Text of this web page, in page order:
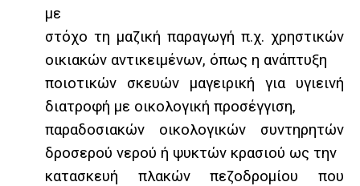
με
στόχο τη μαζική παραγωγή π.χ. χρηστικών
οικιακών αντικειμένων, όπως η ανάπτυξη
ποιοτικών σκευών μαγειρική για υγιεινή
διατροφή με οικολογική προσέγγιση,
παραδοσιακών οικολογικών συντηρητών
δροσερού νερού ή ψυκτών κρασιού ως την
κατασκευή πλακών πεζοδρομίου που